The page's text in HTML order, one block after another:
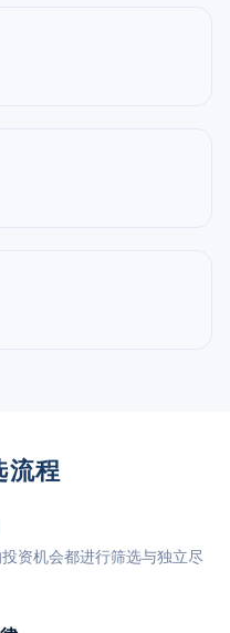
流程
资机会都进行筛选与独立尽